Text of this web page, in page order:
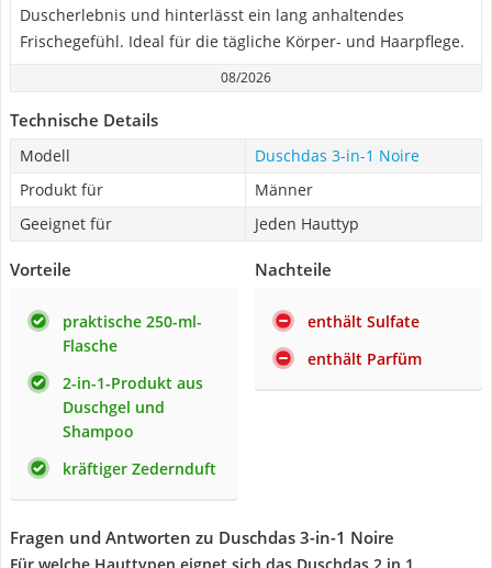
Duscherlebnis und hinterlässt ein lang anhaltendes
Frischegefühl. Ideal für die tägliche Körper- und Haarpflege.
08/2026
Technische Details
Modell
Duschdas 3-in-1 Noire
Produkt für
Männer
Geeignet für
Jeden Hauttyp
Vorteile
praktische 250-ml-
Flasche
2-in-1-Produkt aus
Duschgel und
Shampoo
kräftiger Zedernduft
Nachteile
enthält Sulfate
enthält Parfüm
Fragen und Antworten zu Duschdas 3-in-1 Noire